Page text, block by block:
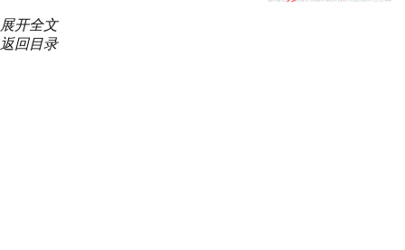
展开全文
返回目录